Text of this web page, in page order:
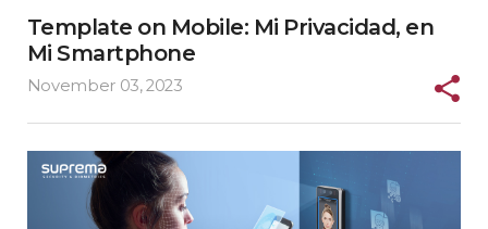
Template on Mobile: Mi Privacidad, en
Mi Smartphone
November 03, 2023